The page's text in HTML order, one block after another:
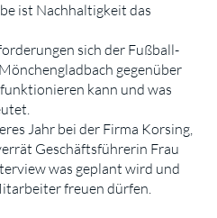
ist Nachhaltigkeit das
sich der Fußball-
gegenüber
kann und was
Jahr bei der Firma Korsing,
Geschäftsführerin Frau
was geplant wird und
freuen dürfen.